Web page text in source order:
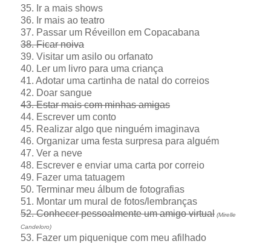
35. Ir a mais shows
36. Ir mais ao teatro
37. Passar um Réveillon em Copacabana
38. Ficar noiva
39. Visitar um asilo ou orfanato
40. Ler um livro para uma criança
41. Adotar uma cartinha de natal do correios
42. Doar sangue
43. Estar mais com minhas amigas
44. Escrever um conto
45. Realizar algo que ninguém imaginava
46. Organizar uma festa surpresa para alguém
47. Ver a neve
48. Escrever e enviar uma carta por correio
49. Fazer uma tatuagem
50. Terminar meu álbum de fotografias
51. Montar um mural de fotos/lembranças
52. Conhecer pessoalmente um amigo virtual (Mirelle
Candeloro)
53. Fazer um piquenique com meu afilhado